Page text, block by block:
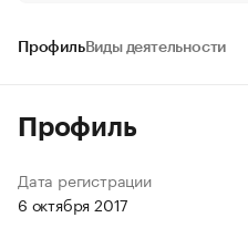
ПрофильВиды деятельности
Профиль
Дата регистрации
6 октября 2017